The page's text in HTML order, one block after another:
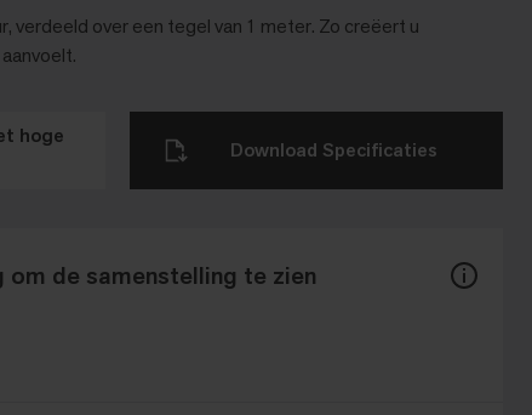
verdeeld over een tegel van 1 meter. Zo creëert u
de samenstelling te zien
hoge
Download Specificaties